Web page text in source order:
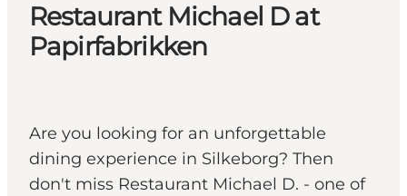
Restaurant Michael D at
Papirfabrikken
Are you looking for an unforgettable
dining experience in Silkeborg? Then
don't miss Restaurant Michael D. - one of